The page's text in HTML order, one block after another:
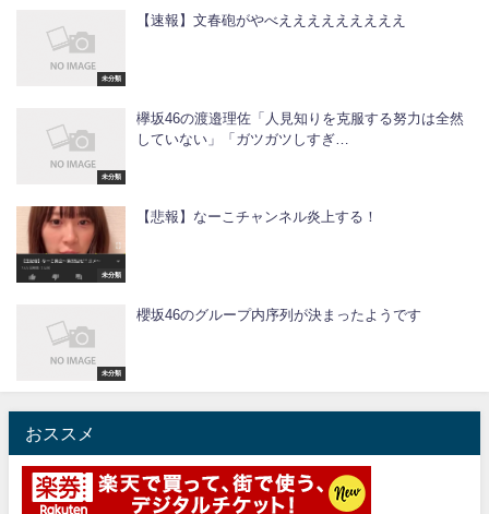
未分類
【速報】文春砲がやべえええええええええ
未分類
欅坂46の渡邉理佐「人見知りを克服する努力は全然
していない」「ガツガツしすぎ…
未分類
【悲報】なーこチャンネル炎上する！
未分類
櫻坂46のグループ内序列が決まったようです
おススメ